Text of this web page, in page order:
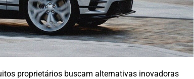
proprietários buscam alternativas inovadoras